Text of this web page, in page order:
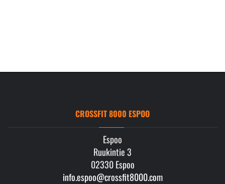
CROSSFIT 8000 ESPOO
Espoo
Ruukintie 3
02330 Espoo
info.espoo@crossfit8000.com